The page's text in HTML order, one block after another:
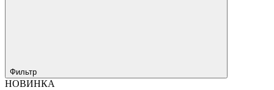
Фильтр
НОВИНКА